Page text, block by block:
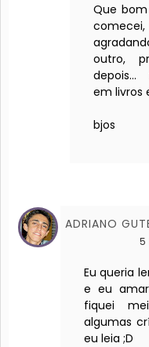
Que
outro,
depois...
em livros
bjos
ADRIANO
5
Eu queria
e eu
fiquei
algumas
eu leia ;D